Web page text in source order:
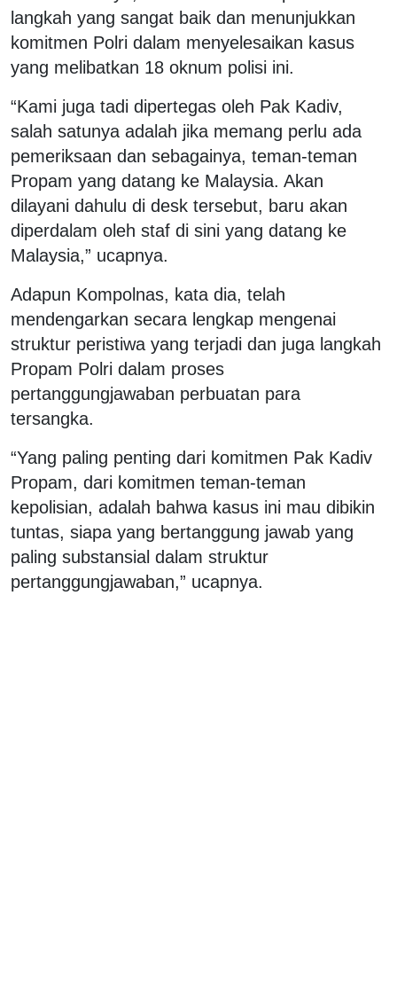
langkah yang sangat baik dan menunjukkan
komitmen Polri dalam menyelesaikan kasus
yang melibatkan 18 oknum polisi ini.
“Kami juga tadi dipertegas oleh Pak Kadiv,
salah satunya adalah jika memang perlu ada
pemeriksaan dan sebagainya, teman-teman
Propam yang datang ke Malaysia. Akan
dilayani dahulu di desk tersebut, baru akan
diperdalam oleh staf di sini yang datang ke
Malaysia,” ucapnya.
Adapun Kompolnas, kata dia, telah
mendengarkan secara lengkap mengenai
struktur peristiwa yang terjadi dan juga langkah
Propam Polri dalam proses
pertanggungjawaban perbuatan para
tersangka.
“Yang paling penting dari komitmen Pak Kadiv
Propam, dari komitmen teman-teman
kepolisian, adalah bahwa kasus ini mau dibikin
tuntas, siapa yang bertanggung jawab yang
paling substansial dalam struktur
pertanggungjawaban,” ucapnya.